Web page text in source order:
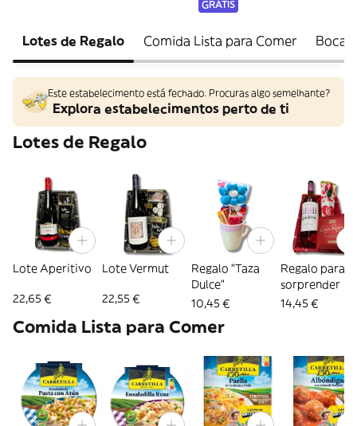
GRÁTIS
Lotes de Regalo Comida Lista para Comer
Este estabelecimento está fechado. Procuras algo semelhante?
Explora estabelecimentos perto de ti
Lotes de Regalo
Lote Aperitivo
22,65 €
Lote Vermut
22,55 €
Regalo "Taza
Dulce"
10,45 €
Regalo para
sorprender
14,45 €
Comida Lista para Comer